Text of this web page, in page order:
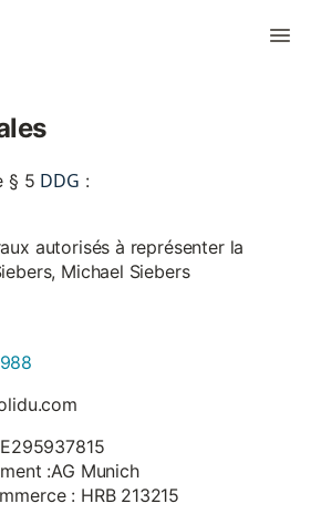
§ 5 DDG :
autorisés à représenter la
Michael Siebers
:AG Munich
: HRB 213215